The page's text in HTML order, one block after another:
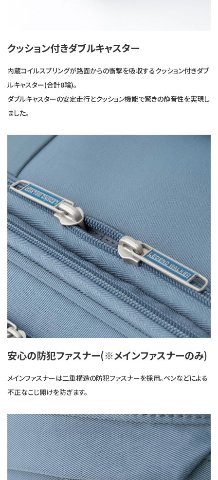
クッション付きダブルキャスター
内蔵コイルスプリングが路面からの衝撃を吸収するクッション付きダブ
ルキャスター(合計8輪)。
ダブルキャスターの安定走行とクッション機能で驚きの静音性を実現し
ました。
安心の防犯ファスナー(※メインファスナーのみ)
メインファスナーは二重構造の防犯ファスナーを採用。ペンなどによる
不正なこじ開けを防ぎます。